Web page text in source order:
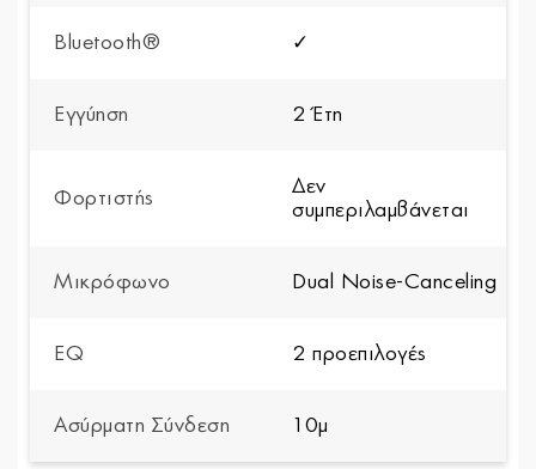
Bluetooth® ✓
Εγγύηση 2 Έτη
Φορτιστής
Δεν
συμπεριλαμβάνεται
Μικρόφωνο Dual Noise-Canceling
EQ 2 προεπιλογές
Ασύρματη Σύνδεση 10μ